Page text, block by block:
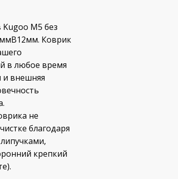
Kugoo М5 без
Коврик
в любое время
и внешняя
не
благодаря
крепкий